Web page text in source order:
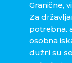
Granične,
Za
potrebna,
osobna
dužni su